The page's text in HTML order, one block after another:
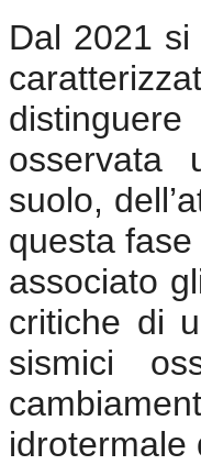
Dal 2021
osservata
suolo,
questa
associato
critiche di
sismici
idrotermale